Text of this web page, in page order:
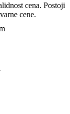
cena. Postoji
cene.